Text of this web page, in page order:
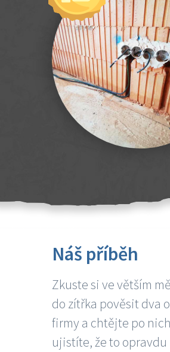
Náš příběh
Zkuste si ve větším
do zítřka pověsit dva
firmy a chtějte po
ujistíte, že to